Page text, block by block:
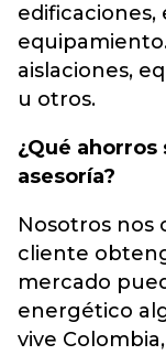
edificaciones,
aislaciones,
u otros.
¿Qué
asesoría?
Nosotros nos
cliente
mercado
energético
vive